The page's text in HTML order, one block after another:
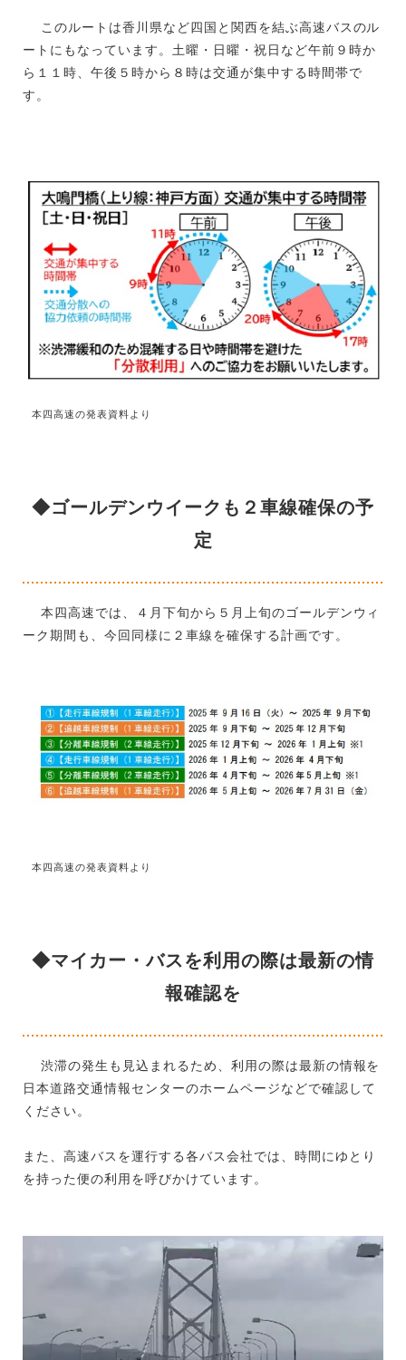
このルートは香川県など四国と関西を結ぶ高速バスのル
ートにもなっています。土曜・日曜・祝日など午前９時か
ら１１時、午後５時から８時は交通が集中する時間帯で
す。
本四高速の発表資料より
◆ゴールデンウイークも２車線確保の予
定
本四高速では、４月下旬から５月上旬のゴールデンウィ
ーク期間も、今回同様に２車線を確保する計画です。
本四高速の発表資料より
◆マイカー・バスを利用の際は最新の情
報確認を
渋滞の発生も見込まれるため、利用の際は最新の情報を
日本道路交通情報センターのホームページなどで確認して
ください。
また、高速バスを運行する各バス会社では、時間にゆとり
を持った便の利用を呼びかけています。